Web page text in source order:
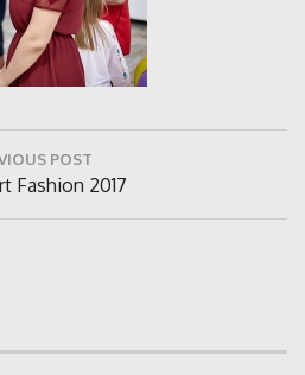
POST
Fashion 2017